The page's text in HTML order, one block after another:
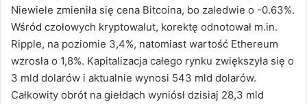
Niewiele zmieniła się cena Bitcoina, bo zaledwie o -0.63%.
Wśród czołowych kryptowalut, korektę odnotował m.in.
Ripple, na poziomie 3,4%, natomiast wartość Ethereum
wzrosła o 1,8%. Kapitalizacja całego rynku zwiększyła się o
3 mld dolarów i aktualnie wynosi 543 mld dolarów.
Całkowity obrót na giełdach wyniósł dzisiaj 28,3 mld